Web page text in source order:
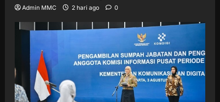
Admin MMC 2 hari ago 0